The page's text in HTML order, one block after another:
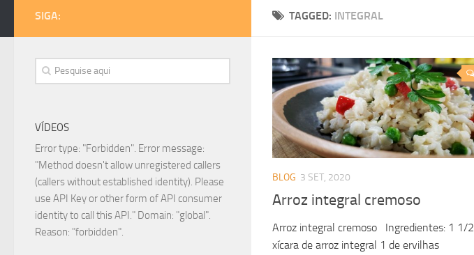
TAGGED: INTEGRAL
BLOG 3 SET, 2020
Arroz integral cremoso
Arroz integral cremoso Ingredientes: 1 1/2
xícara de arroz integral 1 de ervilhas
SIGA:
VÍDEOS
Error type: "Forbidden". Error message:
"Method doesn't allow unregistered callers
(callers without established identity). Please
use API Key or other form of API consumer
identity to call this API." Domain: "global".
Reason: "forbidden".